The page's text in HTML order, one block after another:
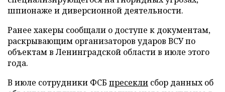
шпионаже и диверсионной деятельности.
Ранее хакеры сообщали о доступе к документам,
раскрывающим организаторов ударов ВСУ по
объектам в Ленинградской области в июле этого
года.
В июле сотрудники ФСБ пресекли сбор данных об